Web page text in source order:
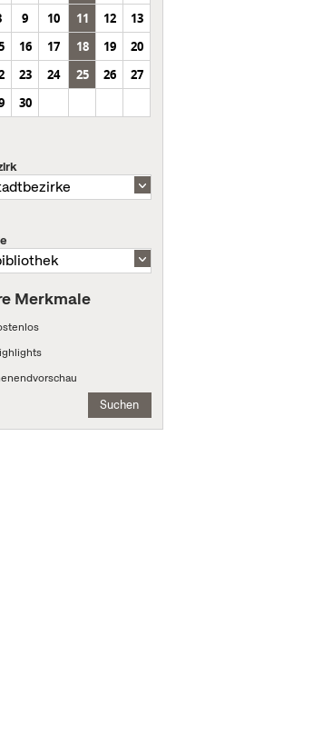
9 10 11 12
13
16 17 18 19
20
23 24 25 26
27
30
Merkmale
Suchen